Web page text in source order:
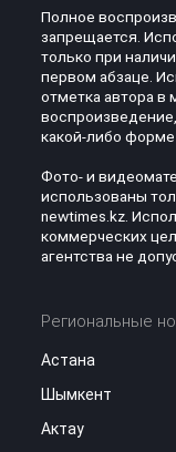
Полное
запрещается.
только при
первом абзаце.
отметка автора в
какой-либо форме
Фото- и
использованы
newtimes.kz.
коммерческих
агентства не
Региональные
Астана
Шымкент
Актау